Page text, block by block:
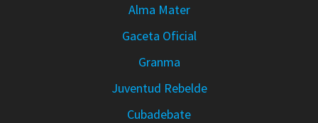
Alma Mater
Gaceta Oficial
Granma
Juventud Rebelde
Cubadebate